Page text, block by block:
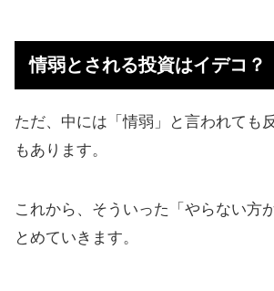
情弱とされる投資はイデコ？
ただ、中には「情弱」と言われても
もあります。
これから、そういった「やらない方
とめていきます。